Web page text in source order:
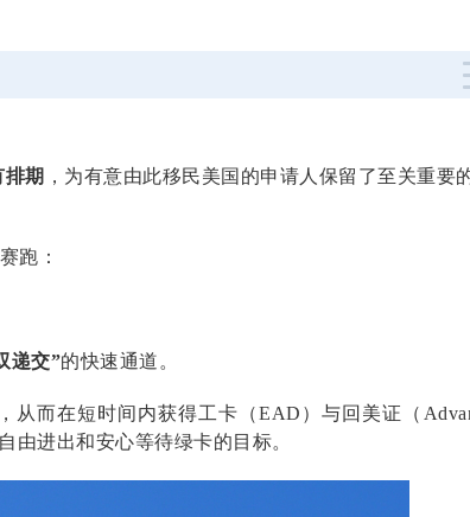
期 ，为有意由此移民美国的申请人保留了至关重要
跑：
递交”的快速通道。
从而在短时间内获得工卡（EAD）与回美证（
由进出和安心等待绿卡的目标。